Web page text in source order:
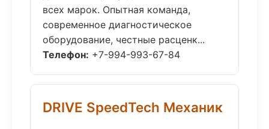
всех марок. Опытная команда,
современное диагностическое
оборудование, честные расценк...
Телефон: +7-994-993-67-84
DRIVE SpeedTech Механик